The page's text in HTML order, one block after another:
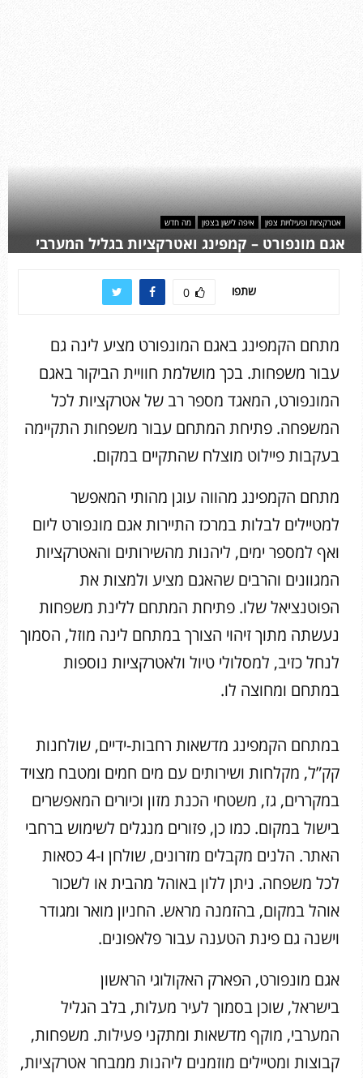
אטרקציות ופעילויות צפון איפה לישון בצפון מה חדש
אגם מונפורט – קמפינג ואטרקציות בגליל המערבי
שתפו 0
מתחם הקמפינג באגם המונפורט מציע לינה גם
עבור משפחות. בכך מושלמת חוויית הביקור באגם
המונפורט, המאגד מספר רב של אטרקציות לכל
המשפחה. פתיחת המתחם עבור משפחות התקיימה
בעקבות פיילוט מוצלח שהתקיים במקום.
מתחם הקמפינג מהווה עוגן מהותי המאפשר
למטיילים לבלות במרכז התיירות אגם מונפורט ליום
ואף למספר ימים, ליהנות מהשירותים והאטרקציות
המגוונים והרבים שהאגם מציע ולמצות את
הפוטנציאל שלו. פתיחת המתחם ללינת משפחות
נעשתה מתוך זיהוי הצורך במתחם לינה מוזל, הסמוך
לנחל כזיב, למסלולי טיול ולאטרקציות נוספות
במתחם ומחוצה לו.
במתחם הקמפינג מדשאות רחבות-ידיים, שולחנות
קק”ל, מקלחות ושירותים עם מים חמים ומטבח מצויד
במקררים, גז, משטחי הכנת מזון וכיורים המאפשרים
בישול במקום. כמו כן, פזורים מנגלים לשימוש ברחבי
האתר. הלנים מקבלים מזרונים, שולחן ו-4 כסאות
לכל משפחה. ניתן ללון באוהל מהבית או לשכור
אוהל במקום, בהזמנה מראש. החניון מואר ומגודר
וישנה גם פינת הטענה עבור פלאפונים.
אגם מונפורט, הפארק האקולוגי הראשון
בישראל, שוכן בסמוך לעיר מעלות, בלב הגליל
המערבי, מוקף מדשאות ומתקני פעילות. משפחות,
קבוצות ומטיילים מוזמנים ליהנות ממבחר אטרקציות,